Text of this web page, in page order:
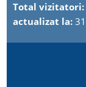
Total vizitatori:
actualizat la: